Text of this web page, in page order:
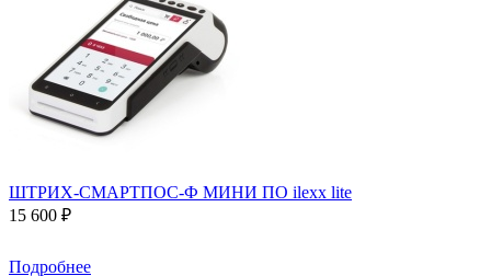
ШТРИХ-СМАРТПОС-Ф МИНИ ПО ilexx lite
15 600 ₽
Подробнее